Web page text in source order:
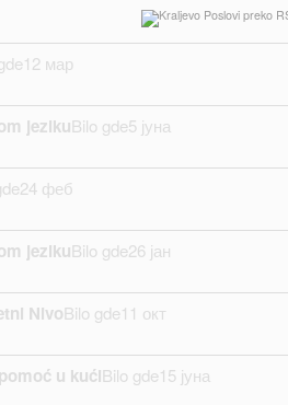
12 мар
jezikuBilo gde5 јуна
24 феб
jezikuBilo gde26 јан
NivoBilo gde11 окт
u kućiBilo gde15 јуна